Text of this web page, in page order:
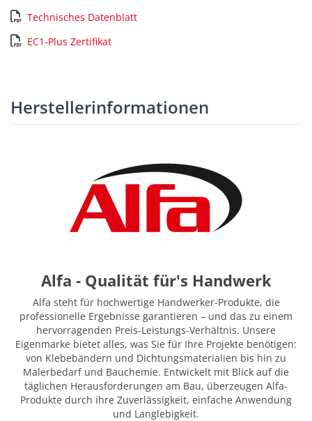
Technisches Datenblatt
EC1-Plus Zertifikat
Herstellerinformationen
Alfa - Qualität für's Handwerk
Alfa steht für hochwertige Handwerker-Produkte, die
professionelle Ergebnisse garantieren – und das zu einem
hervorragenden Preis-Leistungs-Verhältnis. Unsere
Eigenmarke bietet alles, was Sie für Ihre Projekte benötigen:
von Klebebändern und Dichtungsmaterialien bis hin zu
Malerbedarf und Bauchemie. Entwickelt mit Blick auf die
täglichen Herausforderungen am Bau, überzeugen Alfa-
Produkte durch ihre Zuverlässigkeit, einfache Anwendung
und Langlebigkeit.